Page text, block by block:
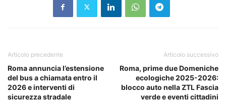
Articolo precedente
Roma annuncia l’estensione
del bus a chiamata entro il
2026 e interventi di
sicurezza stradale
Articolo successivo
Roma, prime due Domeniche
ecologiche 2025-2026:
blocco auto nella ZTL Fascia
verde e eventi cittadini